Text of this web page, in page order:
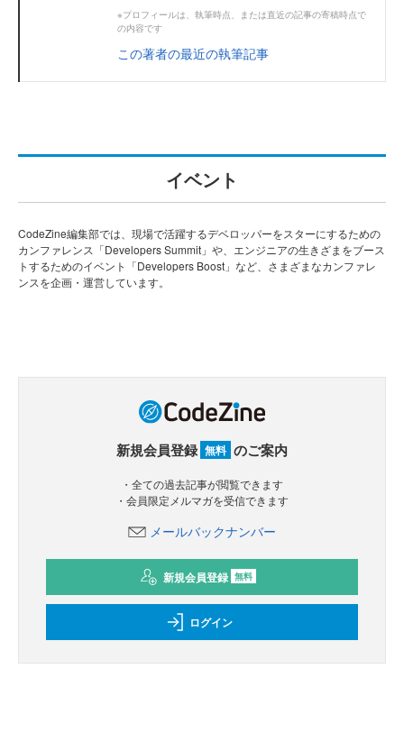
※プロフィールは、執筆時点、または直近の記事の寄稿時点で
の内容です
この著者の最近の執筆記事
イベント
CodeZine編集部では、現場で活躍するデベロッパーをスターにするための
カンファレンス「Developers Summit」や、エンジニアの生きざまをブース
トするためのイベント「Developers Boost」など、さまざまなカンファレ
ンスを企画・運営しています。
新規会員登録 無料